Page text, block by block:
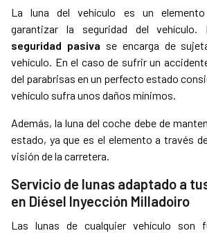
La luna del vehículo es un elemento
garantizar la seguridad del vehículo.
seguridad pasiva se encarga de
vehículo. En el caso de sufrir un
del parabrisas en un perfecto estado
vehículo sufra unos daños mínimos.
Además, la luna del coche debe de
estado, ya que es el elemento a través
visión de la carretera.
Servicio de lunas adaptado a
en Diésel Inyección Milladoiro
Las lunas de cualquier vehículo son